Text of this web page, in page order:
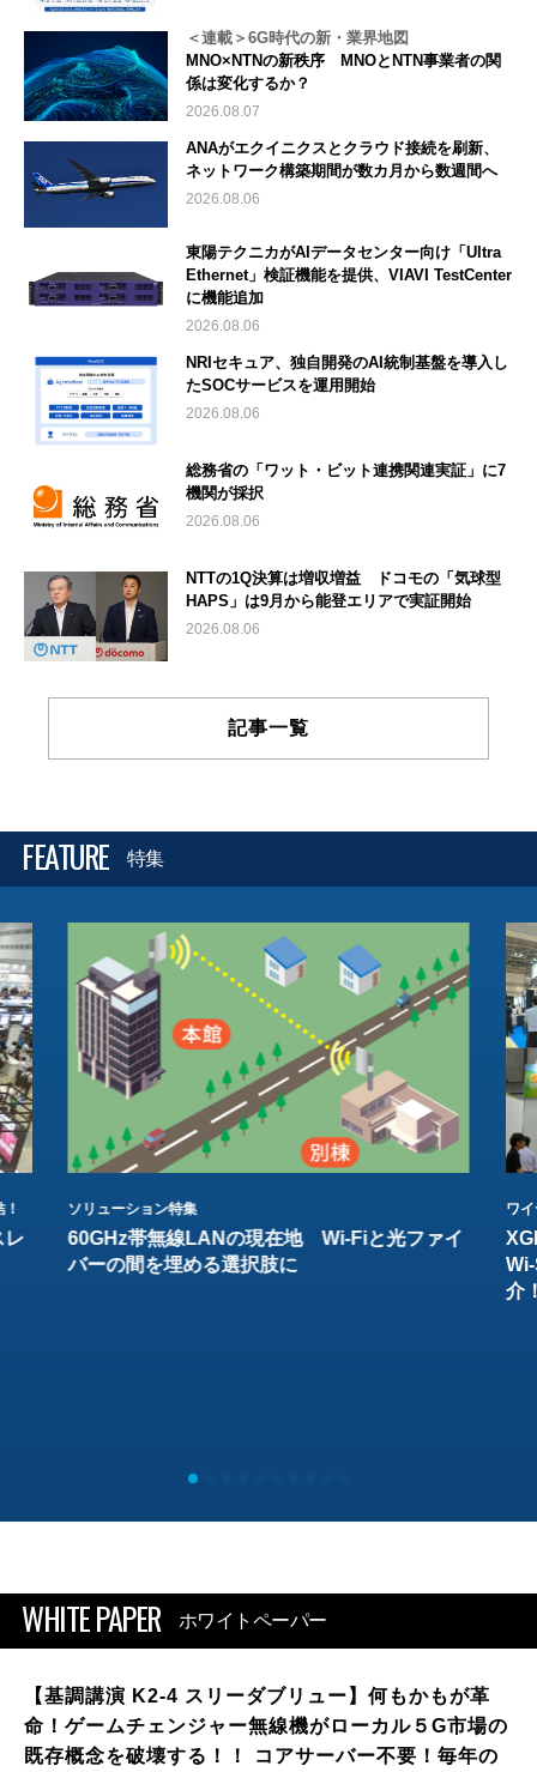
＜連載＞6G時代の新・業界地図
MNO×NTNの新秩序 MNOとNTN事業者の関
係は変化するか？
2026.08.07
ANAがエクイニクスとクラウド接続を刷新、
ネットワーク構築期間が数カ月から数週間へ
2026.08.06
東陽テクニカがAIデータセンター向け「Ultra
Ethernet」検証機能を提供、VIAVI TestCenter
に機能追加
2026.08.06
NRIセキュア、独自開発のAI統制基盤を導入し
たSOCサービスを運用開始
2026.08.06
総務省の「ワット・ビット連携関連実証」に7
機関が採択
2026.08.06
NTTの1Q決算は増収増益 ドコモの「気球型
HAPS」は9月から能登エリアで実証開始
2026.08.06
記事一覧
FEATURE 特集
レ
ソリューション特集
60GHz帯無線LANの現在地 Wi-Fiと光ファイ
バーの間を埋める選択肢に
ワ
介
WHITE PAPER ホワイトペーパー
【基調講演 K2-4 スリーダブリュー】何もかもが革
命！ゲームチェンジャー無線機がローカル５G市場の
既存概念を破壊する！！ コアサーバー不要！毎年の